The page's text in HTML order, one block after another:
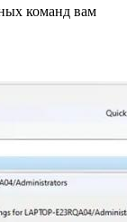
команд вам